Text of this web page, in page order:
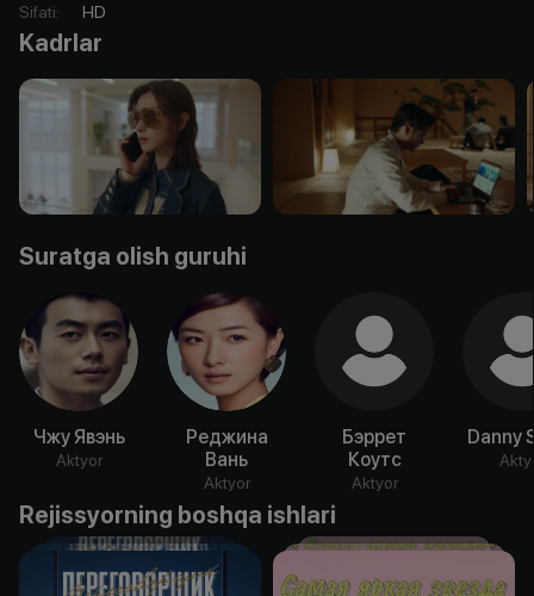
Sifati: HD
Kadrlar
Suratga olish guruhi
Чжу Явэнь
Aktyor
Реджина
Вань
Aktyor
Бэррет
Коутс
Aktyor
Danny
Rejissyorning boshqa ishlari